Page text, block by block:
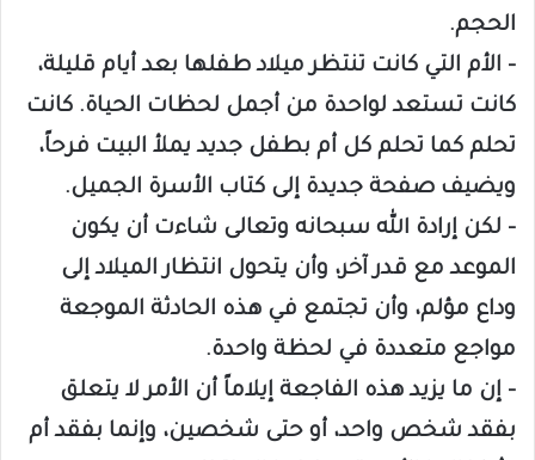
الحجم.
– الأم التي كانت تنتظر ميلاد طفلها بعد أيام قليلة،
كانت تستعد لواحدة من أجمل لحظات الحياة. كانت
تحلم كما تحلم كل أم بطفل جديد يملأ البيت فرحاً،
ويضيف صفحة جديدة إلى كتاب الأسرة الجميل.
– لكن إرادة الله سبحانه وتعالى شاءت أن يكون
الموعد مع قدر آخر، وأن يتحول انتظار الميلاد إلى
وداع مؤلم، وأن تجتمع في هذه الحادثة الموجعة
مواجع متعددة في لحظة واحدة.
– إن ما يزيد هذه الفاجعة إيلاماً أن الأمر لا يتعلق
بفقد شخص واحد، أو حتى شخصين، وإنما بفقد أم